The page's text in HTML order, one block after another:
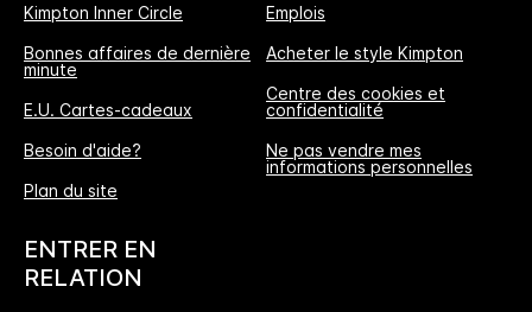
Kimpton Inner Circle
Bonnes affaires de dernière
minute
E.U. Cartes-cadeaux
Besoin d'aide?
Plan du site
Emplois
Acheter le style Kimpton
Centre des cookies et
confidentialité
Ne pas vendre mes
informations personnelles
ENTRER EN
RELATION
L'Avantage Réservation Directe
MEILLEUR TARIF GARANTI
Nous vous promettons le prix le plus bas